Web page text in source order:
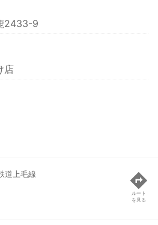
2433-9
店
道上毛線
ルート
を見る